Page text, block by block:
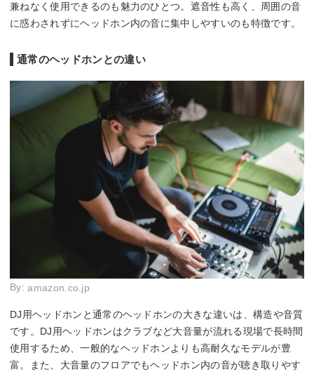
兼ねなく使用できるのも魅力のひとつ。遮音性も高く、周囲の音
に惑わされずにヘッドホン内の音に集中しやすいのも特徴です。
通常のヘッドホンとの違い
By:amazon.co.jp
DJ用ヘッドホンと通常のヘッドホンの大きな違いは、構造や音質
です。DJ用ヘッドホンはクラブなど大音量が流れる現場で長時間
使用するため、一般的なヘッドホンよりも高耐久なモデルが豊
富。また、大音量のフロアでもヘッドホン内の音が聴き取りやす